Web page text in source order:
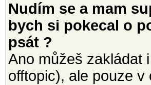
Nudím se a mam
bych si pokecal o
psát ?
Ano můžeš zakládat
offtopic), ale pouze